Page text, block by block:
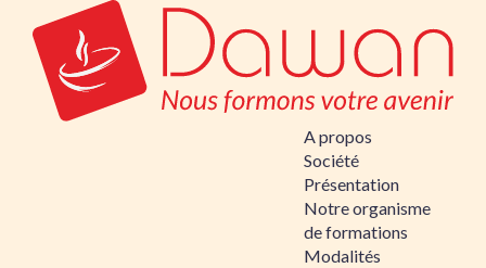
A propos
Société
Présentation
Notre organisme
de formations
Modalités